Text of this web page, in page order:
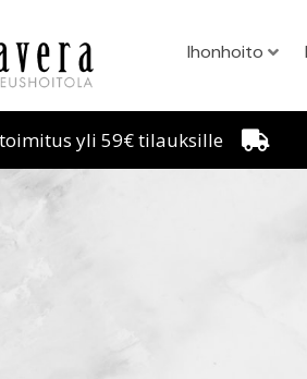
Ihonhoito
yli 59€ tilauksille